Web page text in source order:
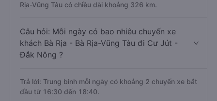
Rịa-Vũng Tàu có chiều dài khoảng 326 km.
Câu hỏi: Mỗi ngày có bao nhiêu chuyến xe
khách Bà Rịa - Bà Rịa-Vũng Tàu đi Cư Jút -
Đắk Nông ?
Trả lời: Trung bình mỗi ngày có khoảng 2 chuyến xe bắt
đầu từ 16:30 đến 18:40.